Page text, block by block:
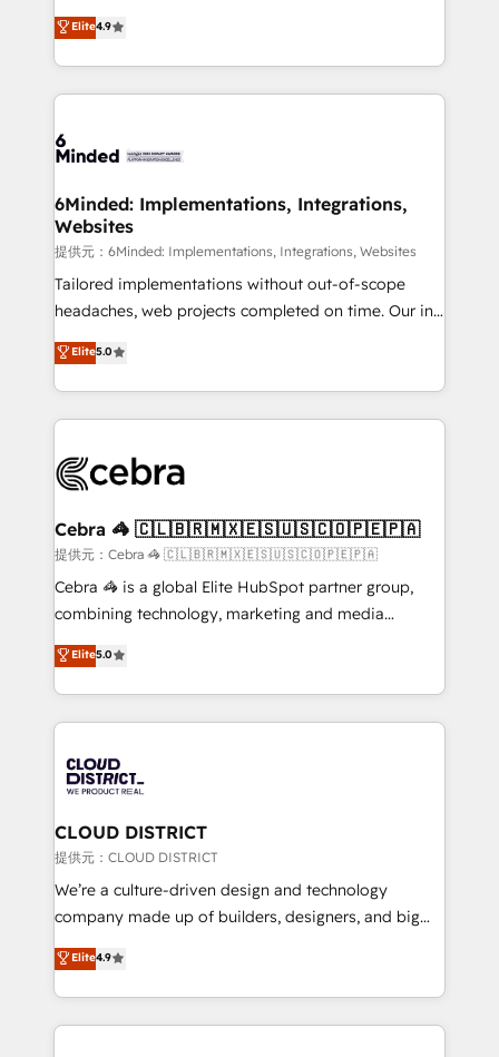
all in this together! From startup to enterprise, we’ll
make sure your HubSpot setup becomes a
powerhouse of productivity, so you can focus on
what matters most: growing your business and
smarter for you!
healthcare, real estate, and other industries. With
150+ HubSpot-certified experts, we deliver scalable
solutions to complex GTM and RevOps challenges.
Our Expertise 🔹 Onboarding & Implementation:
tailored to your GTM motion. 🔹 Migrations: Move
downtime. 🔹 RevOps Strategy: Align teams,
processes, and data to drive revenue efficiency. 🔹
Integrations: Connect HubSpot with your tech stack
for better adoption. 🔹 Custom Solutions: Build
tailored apps, workflows, and configurations. We are
our commitment to data security and compliance. At
OneMetric, we help revenue teams focus on the
Elite4.9
6Minded: Implementations, Integrations,
Websites
提供元：6Minded: Implementations, Integrations, Websites
Tailored implementations without out-of-scope
headaches, web projects completed on time. Our in-
house team of certified CRM architects, experts,
developers, designers, and marketers handles all
aspects of your HubSpot. ✨ 400+ global clients ✨
100+ seamless migrations from 15+ different CRMs
implementations, and 5,000+ pages ✨ CS: Clients
CS: 245% organic growth & +751% new visitors for a
full-funnel HubSpot project ✨ CS: 415% conversion
boost with a new HubSpot site Recognized leaders:
🏆 HubSpot Platform Migration Impact Award 🏆
Inbound Campaign of the Year 🏆 Gold AVA Digital
Award for Best Website 🌟 Accreditations: CRM
Elite5.0
Cebra 🦓 🇨🇱🇧🇷🇲🇽🇪🇸🇺🇸🇨🇴🇵🇪🇵🇦
提供元：Cebra 🦓 🇨🇱🇧🇷🇲🇽🇪🇸🇺🇸🇨🇴🇵🇪🇵🇦
Cebra 🦓 is a global Elite HubSpot partner group,
combining technology, marketing and media
expertise across Latin America and Southern
Europe, with teams across 7 countries. Born in Chile,
we combine local insight with international reach to
help businesses grow through technology, creativity,
500+ HubSpot implementations, building end-to-
end solutions that integrate CRM, AI automation,
inbound and loop marketing, content, and digital
creativity. Our multicultural team works in Spanish,
Portuguese, and English to design scalable strategies
that drive measurable growth. 🌎 Highlights: • 10+
Platform Migration Excellence. • Top 3 Partner of the
Year LATAM 2022, 2023, 2024, 2025. • Partner of the
Elite5.0
CLOUD DISTRICT
提供元：CLOUD DISTRICT
We’re a culture-driven design and technology
company made up of builders, designers, and big
thinkers. We blend strategy, design, and
development—always fueled by curiosity—to turn
ideas, opportunities, and challenges into meaningful
experiences. To us, technology is more than just
Elite4.9